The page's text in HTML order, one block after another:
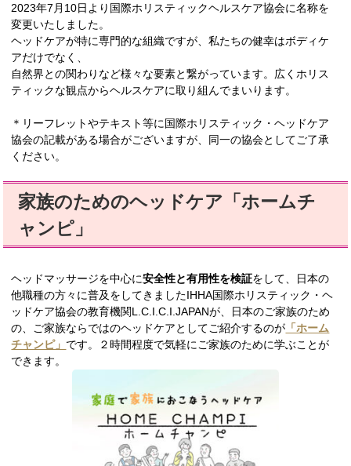
2023年7月10日より国際ホリスティックヘルスケア協会に名称を
変更いたしました。
ヘッドケアが特に専門的な組織ですが、私たちの健幸はボディケ
アだけでなく、
自然界との関わりなど様々な要素と繋がっています。広くホリス
ティックな観点からヘルスケアに取り組んでまいります。
＊リーフレットやテキスト等に国際ホリスティック・ヘッドケア
協会の記載がある場合がございますが、同一の協会としてご了承
ください。
家族のためのヘッドケア「ホームチ
ャンピ」
ヘッドマッサージを中心に安全性と有用性を検証をして、日本の
他職種の方々に普及をしてきましたIHHA国際ホリスティック・ヘ
ッドケア協会の教育機関L.C.I.C.I.JAPANが、日本のご家族のため
の、ご家族ならではのヘッドケアとしてご紹介するのが 「ホーム
チャンピ」 です。２時間程度で気軽にご家族のために学ぶことが
できます。